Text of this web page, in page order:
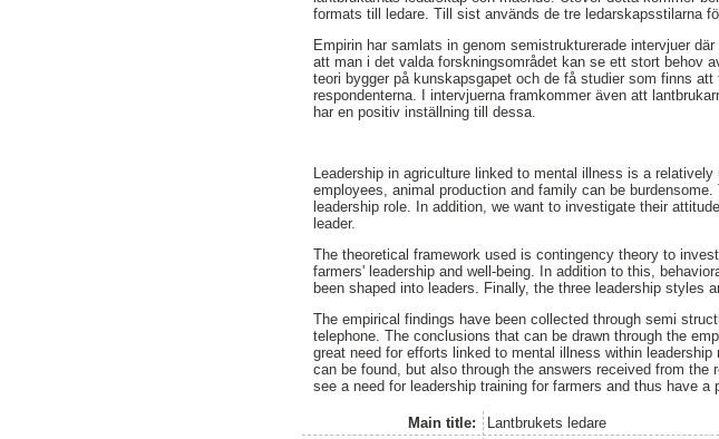
formats till ledare. Till sist används de tre ledarskapsstilarna
Empirin har samlats in genom semistrukturerade intervjuer
att man i det valda forskningsområdet kan se ett stort behov
teori bygger på kunskapsgapet och de få studier som finns
respondenterna. I intervjuerna framkommer även att
har en positiv inställning till dessa.
Leadership in agriculture linked to mental illness is a
employees, animal production and family can be
leadership role. In addition, we want to investigate their
leader.
The theoretical framework used is contingency theory to
farmers' leadership and well-being. In addition to this,
been shaped into leaders. Finally, the three leadership styles
The empirical findings have been collected through semi
telephone. The conclusions that can be drawn through the
great need for efforts linked to mental illness within
can be found, but also through the answers received from
see a need for leadership training for farmers and thus have a
Main title:
Lantbrukets ledare